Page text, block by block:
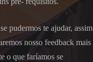
pudermos te ajudar, assim
nosso feedback mais
o que faríamos se